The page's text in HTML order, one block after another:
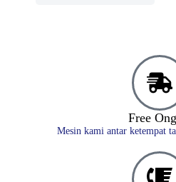
Free
Mesin kami antar ketempat